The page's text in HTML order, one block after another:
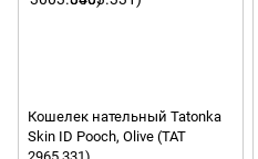
Кошелек нательный Tatonka
Skin ID Pooch, Olive (TAT